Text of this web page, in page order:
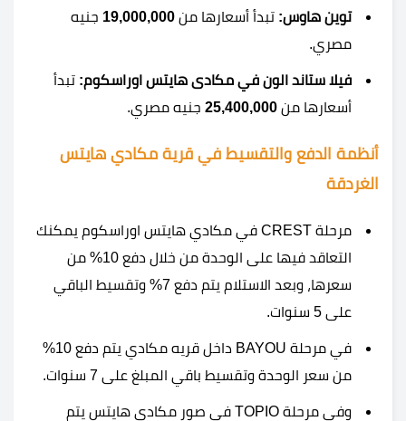
توين هاوس: تبدأ أسعارها من 19,000,000 جنيه
مصري.
فيلا ستاند الون في مكادى هايتس اوراسكوم: تبدأ
أسعارها من 25,400,000 جنيه مصري.
أنظمة الدفع والتقسيط في قرية مكادي هايتس
الغردقة
مرحلة CREST في مكادي هايتس اوراسكوم يمكنك
التعاقد فيها على الوحدة من خلال دفع 10% من
سعرها، وبعد الاستلام يتم دفع 7% وتقسيط الباقي
على 5 سنوات.
في مرحلة BAYOU داخل قريه مكادي يتم دفع 10%
من سعر الوحدة وتقسيط باقي المبلغ على 7 سنوات.
وفي مرحلة TOPIO في صور مكادي هايتس يتم